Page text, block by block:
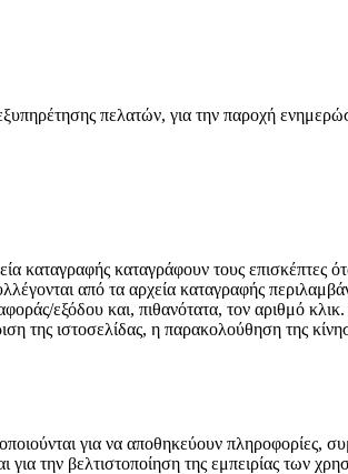
πελατών, για την παροχή
καταγράφουν τους επισκέπτες
από τα αρχεία καταγραφής
εξόδου και, πιθανότατα, τον αριθμό
της ιστοσελίδας, η παρακολούθηση της
για να αποθηκεύουν πληροφορίες,
για την βελτιστοποίηση της εμπειρίας των